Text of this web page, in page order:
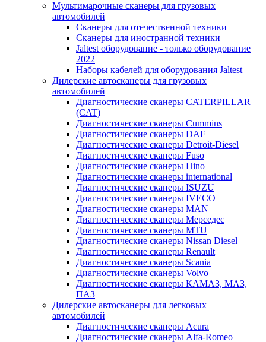
Мультимарочные сканеры для грузовых
автомобилей
Сканеры для отечественной техники
Сканеры для иностранной техники
Jaltest оборудование - только оборудование
2022
Наборы кабелей для оборудования Jaltest
Дилерские автосканеры для грузовых
автомобилей
Диагностические сканеры CATERPILLAR
(CAT)
Диагностические сканеры Cummins
Диагностические сканеры DAF
Диагностические сканеры Detroit-Diesel
Диагностические сканеры Fuso
Диагностические сканеры Hino
Диагностические сканеры international
Диагностические сканеры ISUZU
Диагностические сканеры IVECO
Диагностические сканеры MAN
Диагностические сканеры Мерседес
Диагностические сканеры MTU
Диагностические сканеры Nissan Diesel
Диагностические сканеры Renault
Диагностические сканеры Scania
Диагностические сканеры Volvo
Диагностические сканеры КАМАЗ, МАЗ,
ПАЗ
Дилерские автосканеры для легковых
автомобилей
Диагностические сканеры Acura
Диагностические сканеры Alfa-Romeo